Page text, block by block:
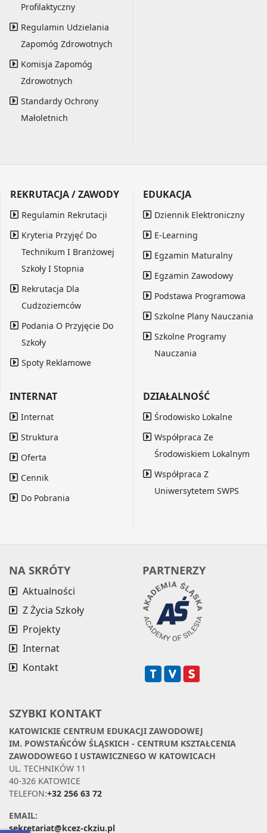
Profilaktyczny
Regulamin Udzielania
Zapomóg Zdrowotnych
Komisja Zapomóg
Zdrowotnych
Standardy Ochrony
Małoletnich
REKRUTACJA / ZAWODY
Regulamin Rekrutacji
Kryteria Przyjęć Do
Technikum I Branżowej
Szkoły I Stopnia
Rekrutacja Dla
Cudzoziemców
Podania O Przyjęcie Do
Szkoły
Spoty Reklamowe
EDUKACJA
Dziennik Elektroniczny
E-Learning
Egzamin Maturalny
Egzamin Zawodowy
Podstawa Programowa
Szkolne Plany Nauczania
Szkolne Programy
Nauczania
INTERNAT
Internat
Struktura
Oferta
Cennik
Do Pobrania
DZIAŁALNOŚĆ
Środowisko Lokalne
Współpraca Ze
Środowiskiem Lokalnym
Współpraca Z
Uniwersytetem SWPS
NA SKRÓTY
Aktualności
Z Życia Szkoły
Projekty
Internat
Kontakt
PARTNERZY
SZYBKI KONTAKT
KATOWICKIE CENTRUM EDUKACJI ZAWODOWEJ
IM. POWSTAŃCÓW ŚLĄSKICH - CENTRUM KSZTAŁCENIA
ZAWODOWEGO I USTAWICZNEGO W KATOWICACH
UL. TECHNIKÓW 11
40-326 KATOWICE
TELEFON:+32 256 63 72
EMAIL:
sekretariat@kcez-ckziu.pl